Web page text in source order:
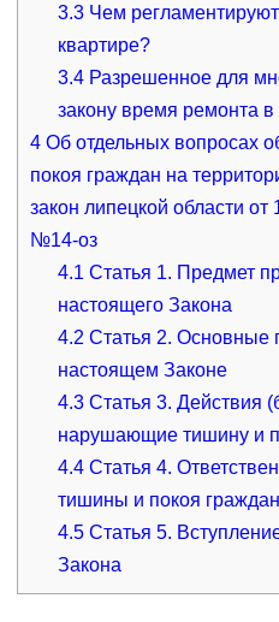
3.3 Чем
квартире?
3.4 Разрешенное для
закону время ремонта в
4Об отдельных вопросах
покоя граждан на
закон липецкой области от
№14-оз
4.1 Статья 1. Предмет
настоящего Закона
4.2 Статья 2. Основные
настоящем Законе
4.3 Статья 3. Действия
нарушающие тишину и
4.4 Статья 4.
тишины и покоя граждан
4.5 Статья 5.
Закона